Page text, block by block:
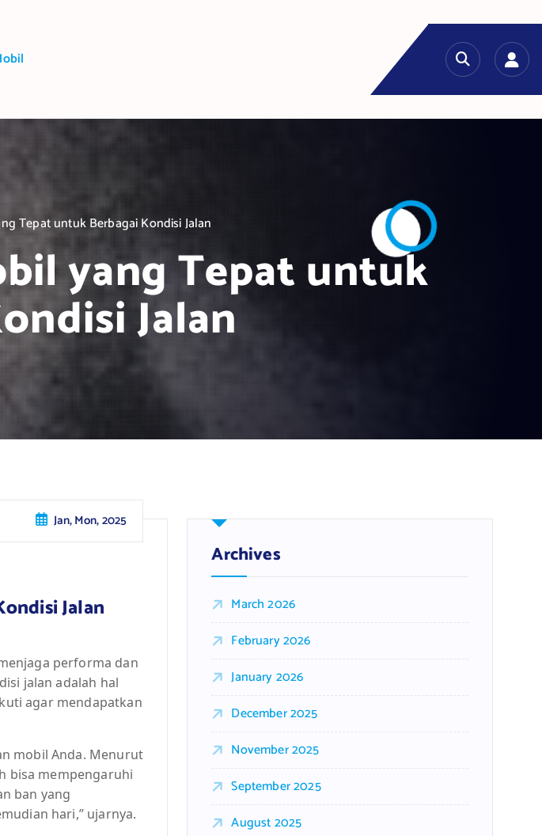
Tepat untuk Berbagai Kondisi Jalan
yang Tepat untuk
Jalan
Jan, Mon, 2025
Jalan
performa dan
jalan adalah hal
agar mendapatkan
mobil Anda. Menurut
bisa mempengaruhi
ban yang
hari,” ujarnya.
Archives
March 2026
February 2026
January 2026
December 2025
November 2025
September 2025
August 2025